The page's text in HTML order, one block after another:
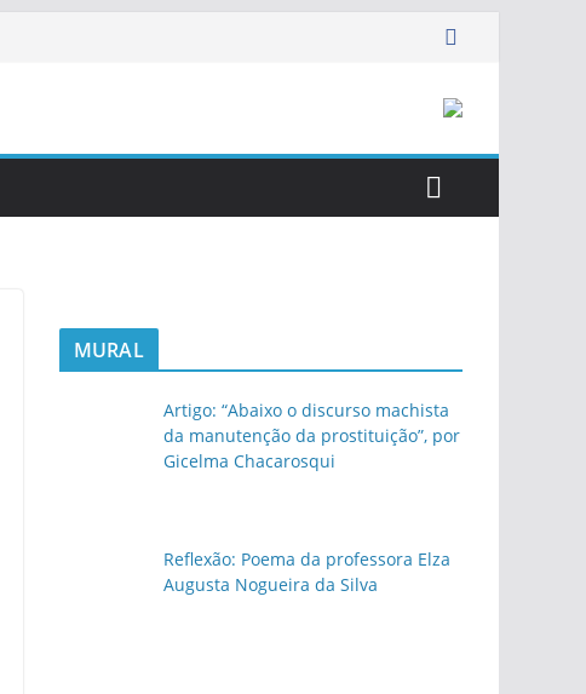
MURAL
Artigo: “Abaixo o discurso machista
da manutenção da prostituição”, por
Gicelma Chacarosqui
Reflexão: Poema da professora Elza
Augusta Nogueira da Silva